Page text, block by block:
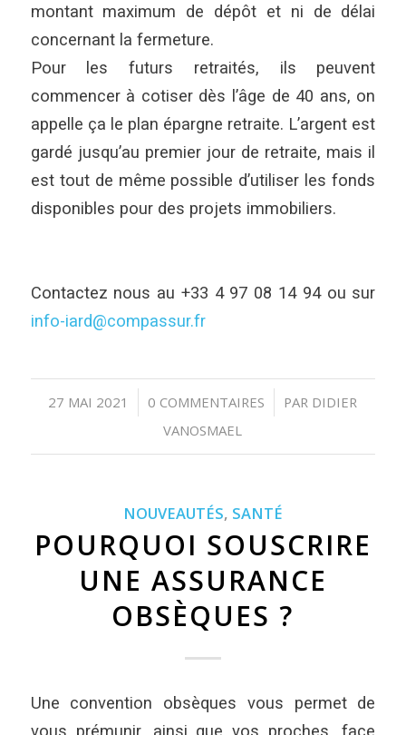
montant maximum de dépôt et ni de délai
concernant la fermeture.
Pour les futurs retraités, ils peuvent
commencer à cotiser dès l’âge de 40 ans, on
appelle ça le plan épargne retraite. L’argent est
gardé jusqu’au premier jour de retraite, mais il
est tout de même possible d’utiliser les fonds
disponibles pour des projets immobiliers.
Contactez nous au +33 4 97 08 14 94 ou sur
info-iard@compassur.fr
27 MAI 2021
/ 0 COMMENTAIRES
/ PAR DIDIER
VANOSMAEL
NOUVEAUTÉS, SANTÉ
POURQUOI SOUSCRIRE
UNE ASSURANCE
OBSÈQUES ?
Une convention obsèques vous permet de
vous prémunir, ainsi que vos proches, face